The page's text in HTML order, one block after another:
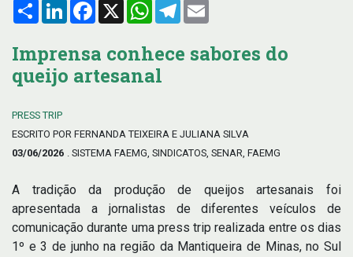
Compartilhar
LinkedInFacebook
X WhatsApp
Telegram
Imprensa conhece sabores do
queijo artesanal
PRESS TRIP
ESCRITO POR FERNANDA TEIXEIRA E JULIANA SILVA
03/06/2026 . SISTEMA FAEMG, SINDICATOS, SENAR, FAEMG
A tradição da produção de queijos artesanais foi
apresentada a jornalistas de diferentes veículos de
comunicação durante uma press trip realizada entre os dias
1º e 3 de junho na região da Mantiqueira de Minas, no Sul